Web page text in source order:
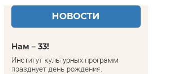
НОВОСТИ
Нам – 33!
Институт культурных программ
празднует день рождения.